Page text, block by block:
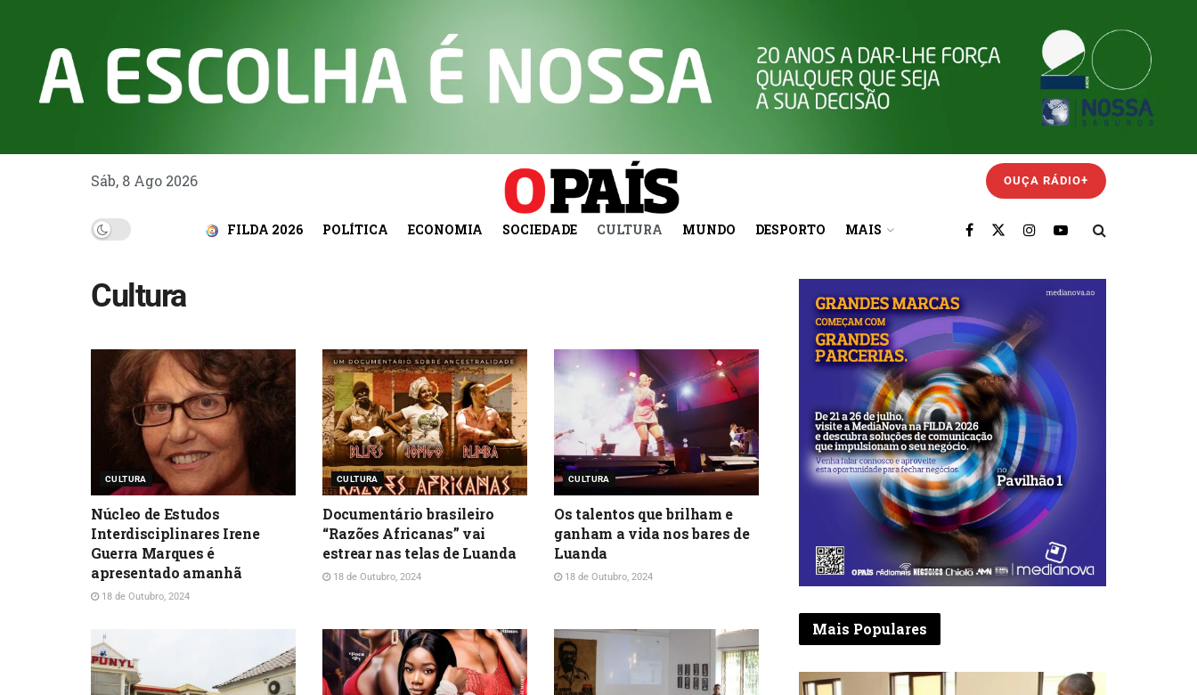
Sáb, 8 Ago 2026 OUÇA RÁDIO+
FILDA 2026 POLÍTICA ECONOMIA SOCIEDADE CULTURA MUNDO DESPORTO MAIS
Cultura
CULTURA
Núcleo de Estudos
Interdisciplinares Irene
Guerra Marques é
apresentado amanhã
18 de Outubro, 2024
CULTURA
Documentário brasileiro
“Razões Africanas” vai
estrear nas telas de Luanda
18 de Outubro, 2024
CULTURA
Os talentos que brilham e
ganham a vida nos bares de
Luanda
18 de Outubro, 2024
Mais Populares